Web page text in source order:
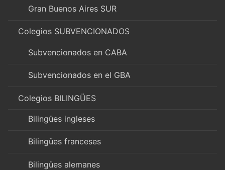
Gran Buenos Aires SUR
Colegios SUBVENCIONADOS
Subvencionados en CABA
Subvencionados en el GBA
Colegios BILINGÜES
Bilingües ingleses
Bilingües franceses
Bilingües alemanes